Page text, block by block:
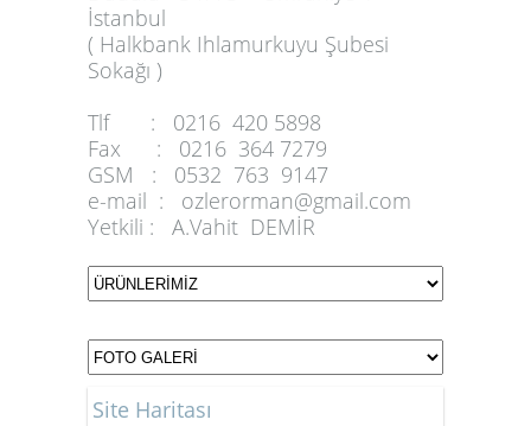
İstanbul
( Halkbank Ihlamurkuyu Şubesi
Sokağı )
Tlf :
0216 420 5898
Fax :
0216 364 7279
GSM :
0532 763 9147
e-mail :
ozlerorman@gmail.com
Yetkili :
A.Vahit DEMİR
Site Haritası